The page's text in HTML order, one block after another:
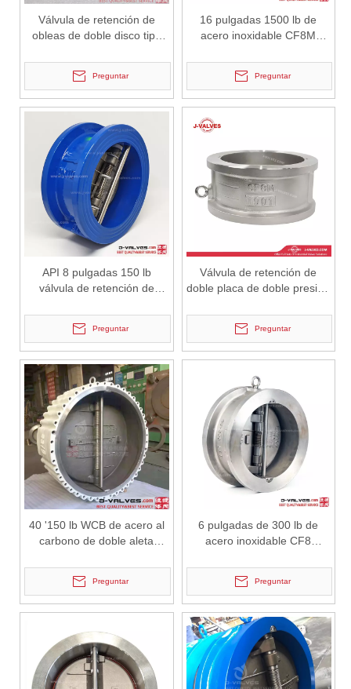
2026-07-02
En los sistemas de tuberías industriales, prevenir el flujo inverso
2026-07-02
J-VALVES proporciona válvulas de mariposa de brida
Válvula de retención de
obleas de doble disco tipo
Preguntar
16 pulgadas 1500 lb de
acero inoxidable CF8M
doble aleta de alta presión
RTJ
Preguntar
API 8 pulgadas 150 lb
válvula de retención de
de hierro
Preguntar
Válvula de retención de
doble placa de doble presión
Preguntar
40 '150 lb WCB de acero al
carbono de doble aleta
oblea
Preguntar
6 pulgadas de 300 lb de
acero inoxidable CF8
oblea de doble colgajo
Preguntar